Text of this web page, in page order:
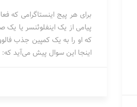
برای هر پیج اینستاگرامی که
پیامی از یک اینفلوئنسر یا یک
که او را به یک کمپین جذب
اینجا این سوال پیش می‌آید